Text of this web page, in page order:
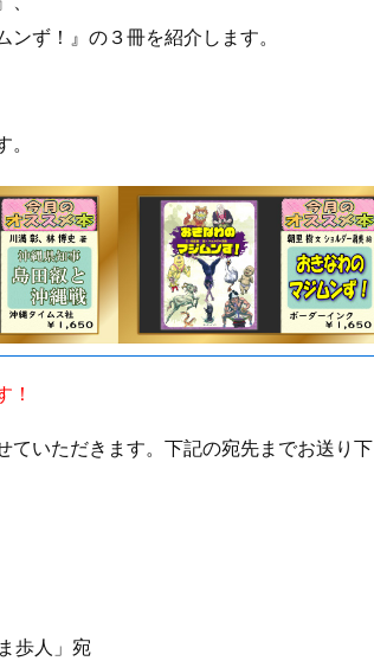
ず！』の３冊を紹介します。
！
ていただきます。下記の宛先までお送り下
歩人」宛